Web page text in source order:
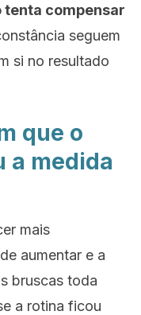
tenta compensar
seguem
si no resultado
que o
a medida
mais
aumentar e a
bruscas toda
a rotina ficou